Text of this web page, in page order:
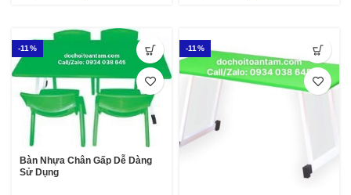
-11%
Bàn Nhựa Chân Gấp Dễ Dàng
Sử Dụng
-11%